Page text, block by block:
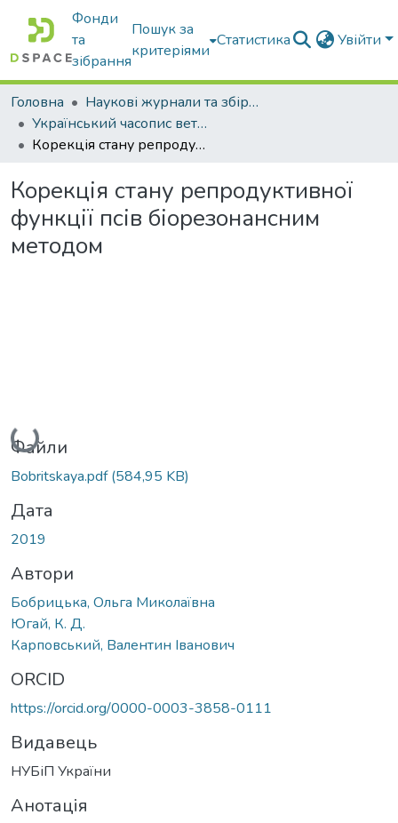
Фонди
та
зібрання
Пошук за
критеріями
Статистика Увійти
Головна
Наукові журнали та збірники видань
Український часопис ветеринарних наук
Корекція стану репродуктивної функції псів біорезонансним методом
Корекція стану репродуктивної
функції псів біорезонансним
методом
Вантажиться...
Файли
Bobritskaya.pdf(584,95 KB)
Дата
2019
Автори
Бобрицька, Ольга Миколаївна
Югай, К. Д.
Карповський, Валентин Іванович
ORCID
https://orcid.org/0000-0003-3858-0111
Видавець
НУБіП України
Анотація